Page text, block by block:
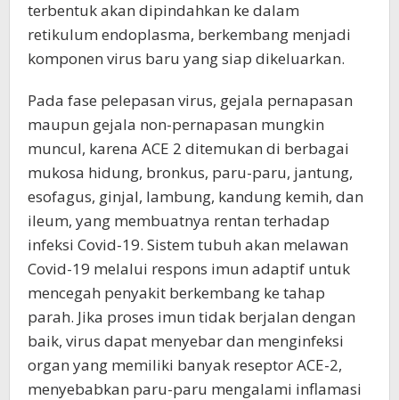
terbentuk akan dipindahkan ke dalam
retikulum endoplasma, berkembang menjadi
komponen virus baru yang siap dikeluarkan.
Pada fase pelepasan virus, gejala pernapasan
maupun gejala non-pernapasan mungkin
muncul, karena ACE 2 ditemukan di berbagai
mukosa hidung, bronkus, paru-paru, jantung,
esofagus, ginjal, lambung, kandung kemih, dan
ileum, yang membuatnya rentan terhadap
infeksi Covid-19. Sistem tubuh akan melawan
Covid-19 melalui respons imun adaptif untuk
mencegah penyakit berkembang ke tahap
parah. Jika proses imun tidak berjalan dengan
baik, virus dapat menyebar dan menginfeksi
organ yang memiliki banyak reseptor ACE-2,
menyebabkan paru-paru mengalami inflamasi